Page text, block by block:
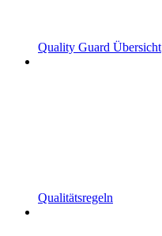
Quality Guard Übersicht
Qualitätsregeln